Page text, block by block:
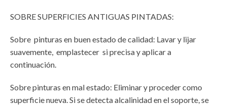
SOBRE SUPERFICIES ANTIGUAS PINTADAS:
Sobre pinturas en buen estado de calidad: Lavar y lijar
suavemente, emplastecer si precisa y aplicar a
continuación.
Sobre pinturas en mal estado: Eliminar y proceder como
superficie nueva. Si se detecta alcalinidad en el soporte, se